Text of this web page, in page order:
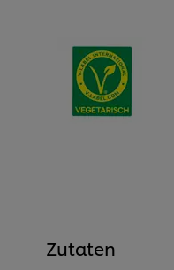
Zutaten